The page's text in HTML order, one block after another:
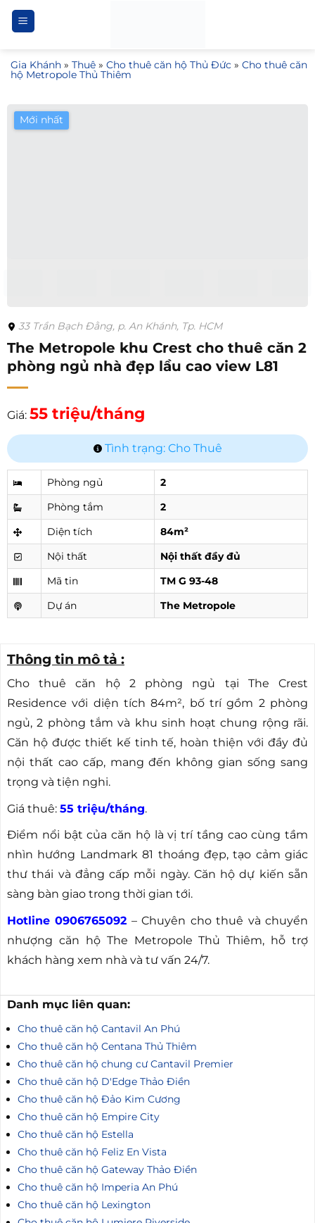
Bỏ
qua
dung
Gia Khánh » Thuê » Cho thuê căn hộ Thủ Đức » Cho thuê căn
hộ Metropole Thủ Thiêm
Mới nhất
33 Trần Bạch Đằng, p. An Khánh, Tp. HCM
The Metropole khu Crest cho thuê căn 2
phòng ngủ nhà đẹp lầu cao view L81
Giá: 55 triệu/tháng
Tình trạng: Cho Thuê
Phòng ngủ
2
Phòng tắm
2
Diện tích
84m²
Nội thất
Nội thất đầy đủ
Mã tin
TM G 93-48
Thông tin mô tả :
Cho thuê căn hộ 2 phòng ngủ tại The Crest
Residence với diện tích 84m², bố trí gồm 2 phòng
ngủ, 2 phòng tắm và khu sinh hoạt chung rộng rãi.
Căn hộ được thiết kế tinh tế, hoàn thiện với đầy đủ
nội thất cao cấp, mang đến không gian sống sang
trọng và tiện nghi.
Giá thuê: 55 triệu/tháng.
Điểm nổi bật của căn hộ là vị trí tầng cao cùng tầm
nhìn hướng Landmark 81 thoáng đẹp, tạo cảm giác
thư thái và đẳng cấp mỗi ngày. Căn hộ dự kiến sẵn
sàng bàn giao trong thời gian tới.
Hotline 0906765092– Chuyên cho thuê và chuyển
nhượng căn hộ The Metropole Thủ Thiêm, hỗ trợ
Danh mục liên quan:
Cho thuê căn hộ Cantavil An Phú
Cho thuê căn hộ Centana Thủ Thiêm
Cho thuê căn hộ chung cư Cantavil Premier
Cho thuê căn hộ D'Edge Thảo Điền
Cho thuê căn hộ Đảo Kim Cương
Cho thuê căn hộ Empire City
Cho thuê căn hộ Estella
Cho thuê căn hộ Feliz En Vista
Cho thuê căn hộ Gateway Thảo Điền
Cho thuê căn hộ Imperia An Phú